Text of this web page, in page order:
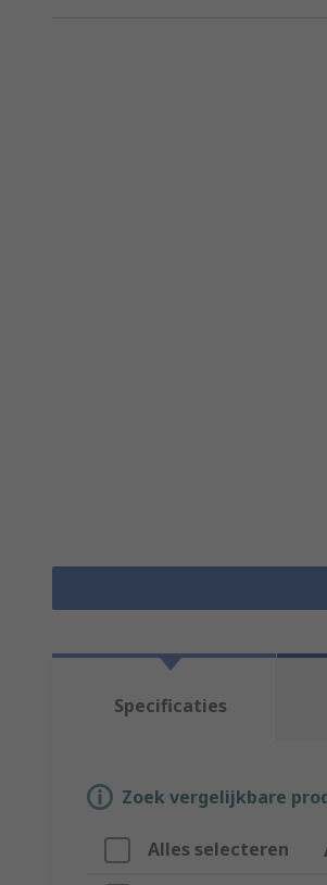
Specificaties
Zoek vergelijkbare
Alles selecteren